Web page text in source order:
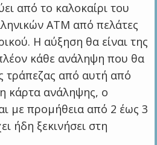
από το καλοκαίρι του
ΑΤΜ από πελάτες
Η αύξηση θα είναι της
κάθε ανάληψη που θα
τράπεζας από αυτή από
κάρτα ανάληψης, ο
με προμήθεια από 2 έως 3
ήδη ξεκινήσει στη